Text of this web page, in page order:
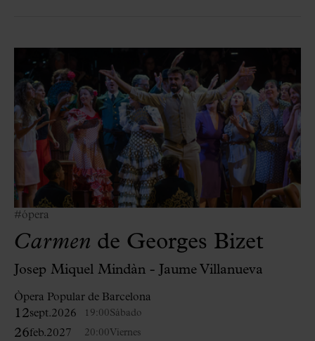
#ópera
Carmen de Georges Bizet
Josep Miquel Mindàn - Jaume Villanueva
Òpera Popular de Barcelona
12sept.2026 19:00Sábado
26feb.2027 20:00Viernes